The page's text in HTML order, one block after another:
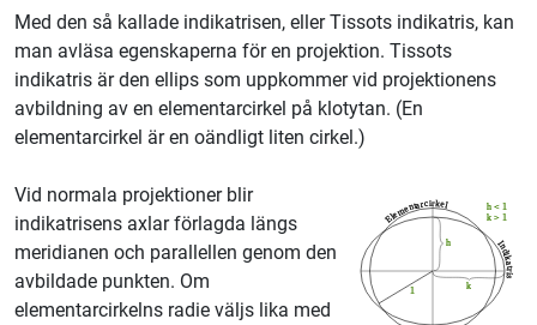
Med den så kallade indikatrisen, eller Tissots indikatris, kan
man avläsa egenskaperna för en projektion. Tissots
indikatris är den ellips som uppkommer vid projektionens
avbildning av en elementarcirkel på klotytan. (En
elementarcirkel är en oändligt liten cirkel.)
Vid normala projektioner blir
indikatrisens axlar förlagda längs
meridianen och parallellen genom den
avbildade punkten. Om
elementarcirkelns radie väljs lika med